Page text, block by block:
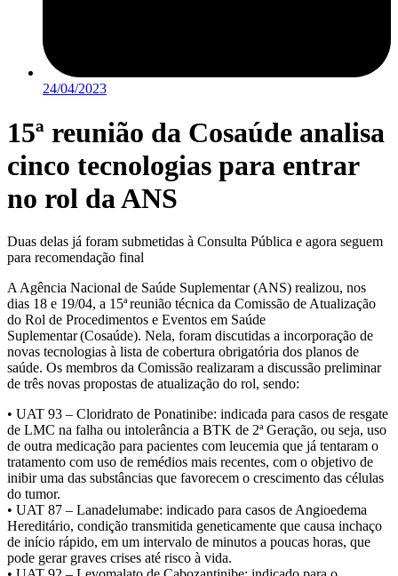
24/04/2023
15ª reunião da Cosaúde analisa
cinco tecnologias para entrar
no rol da ANS
Duas delas já foram submetidas à Consulta Pública e agora seguem
para recomendação final
A Agência Nacional de Saúde Suplementar (ANS) realizou, nos
dias 18 e 19/04, a 15ª reunião técnica da Comissão de Atualização
do Rol de Procedimentos e Eventos em Saúde
Suplementar (Cosaúde). Nela, foram discutidas a incorporação de
novas tecnologias à lista de cobertura obrigatória dos planos de
saúde. Os membros da Comissão realizaram a discussão preliminar
de três novas propostas de atualização do rol, sendo:
• UAT 93 – Cloridrato de Ponatinibe: indicada para casos de resgate
de LMC na falha ou intolerância a BTK de 2ª Geração, ou seja, uso
de outra medicação para pacientes com leucemia que já tentaram o
tratamento com uso de remédios mais recentes, com o objetivo de
inibir uma das substâncias que favorecem o crescimento das células
do tumor.
• UAT 87 – Lanadelumabe: indicado para casos de Angioedema
Hereditário, condição transmitida geneticamente que causa inchaço
de início rápido, em um intervalo de minutos a poucas horas, que
pode gerar graves crises até risco à vida.